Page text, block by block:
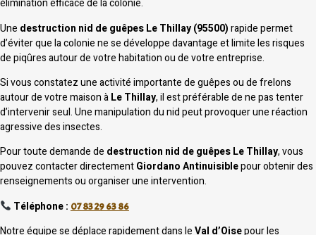
élimination efficace de la colonie.
Une destruction nid de guêpes Le Thillay (95500)rapide permet
d’éviter que la colonie ne se développe davantage et limite les risques
de piqûres autour de votre habitation ou de votre entreprise.
Si vous constatez une activité importante de guêpes ou de frelons
autour de votre maison àLe Thillay, il est préférable de ne pas tenter
d’intervenir seul. Une manipulation du nid peut provoquer une réaction
agressive des insectes.
Pour toute demande de destruction nid de guêpes Le Thillay, vous
pouvez contacter directementGiordano Antinuisiblepour obtenir des
renseignements ou organiser une intervention.
Téléphone : 07 83 29 63 86
Notre équipe se déplace rapidement dans leVal d’Oisepour les